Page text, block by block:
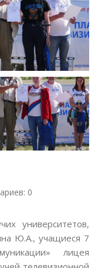
0
университетов,
Ю.А., учащиеся 7
лицея